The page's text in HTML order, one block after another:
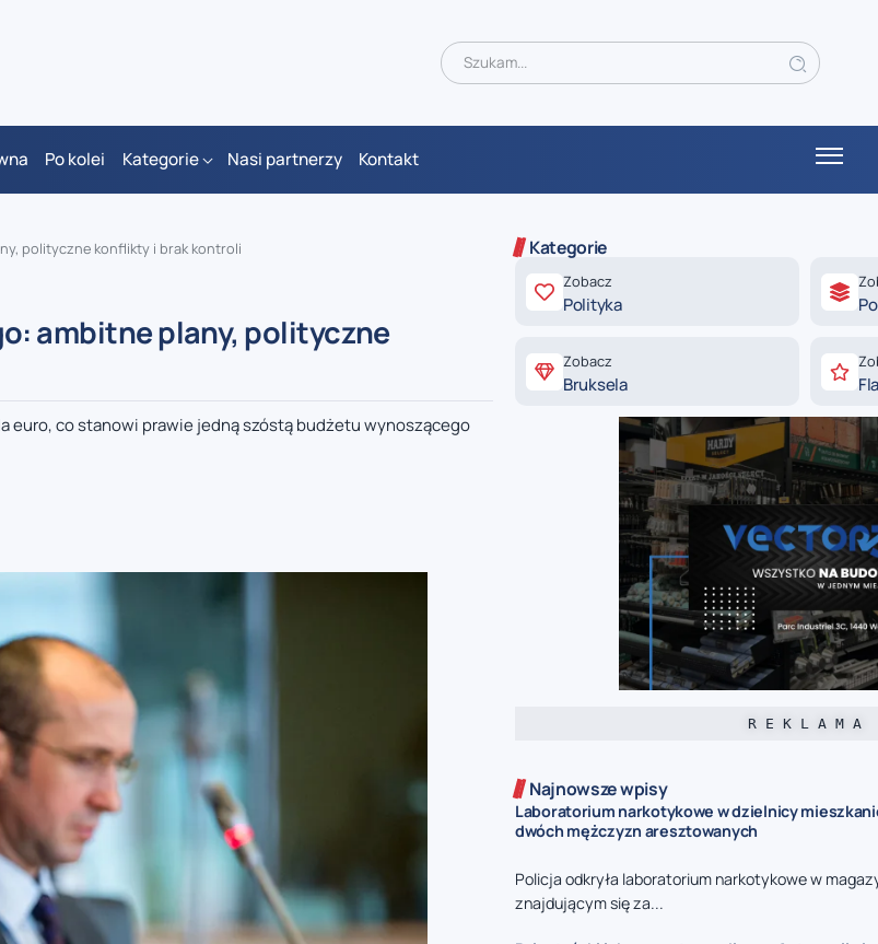
Po kolei Kategorie Nasi partnerzy Kontakt
polityczne konflikty i brak kontroli
ambitne plany, polityczne
euro, co stanowi prawie jedną szóstą budżetu wynoszącego
Kategorie
Zobacz
Polityka
Zobacz
Bruksela
R E K L A M A
Najnowsze wpisy
Laboratorium narkotykowe w dzielnicy
dwóch mężczyzn aresztowanych
Policja odkryła laboratorium narkotykowe w
znajdującym się za...